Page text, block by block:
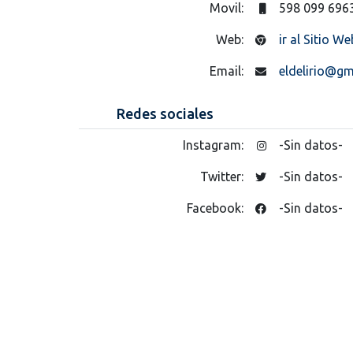
Movil: 598 099
Web: ir al Sitio
Email:
Redes sociales
Instagram: -Sin datos-
Twitter: -Sin datos-
Facebook: -Sin datos-